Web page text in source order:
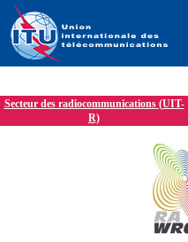
Secteur des radiocommunications (UIT-
R)